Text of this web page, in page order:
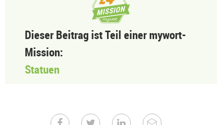
Dieser Beitrag ist Teil einer mywort-
Mission:
Statuen